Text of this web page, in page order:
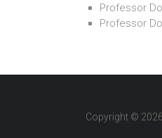
Professor
Professor
Copyright © 2026